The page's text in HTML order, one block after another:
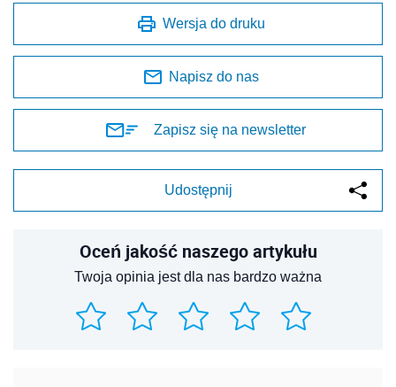
Wersja do druku
Napisz do nas
Zapisz się na newsletter
Udostępnij
Oceń jakość naszego artykułu
Twoja opinia jest dla nas bardzo ważna